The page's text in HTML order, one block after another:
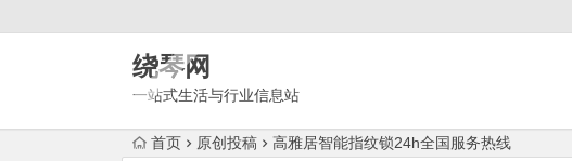
绕琴网
一站式生活与行业信息站
首页 原创投稿 高雅居智能指纹锁24h全国服务热线